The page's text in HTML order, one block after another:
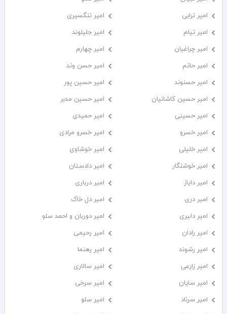
امیر ترابی
امیر تنگسیری
امیر تیام
امیر جلیلوند
امیر چراغیان
امیر چهارم
امیر حاتم
امیر حسن وند
امیر حسنوند
امیر حسین پور
امیر حسین کاشانیان
امیر حسین مدبر
امیر حسینی
امیر حمیدی
امیر خسرو
امیر خسرو مرادی
امیر خلیلی
امیر خوشاوی
امیر خوشنگار
امیر دادستان
امیر دایاز
امیر درباری
امیر دری
امیر دل خاک
امیر دلیری
امیر دوربان و احمد سلو
امیر رادان
امیر رحیمی
امیر رشوند
امیر رهنما
امیر زارعی
امیر سالاری
امیر سایان
امیر سرخی
امیر سرناد
امیر سلو